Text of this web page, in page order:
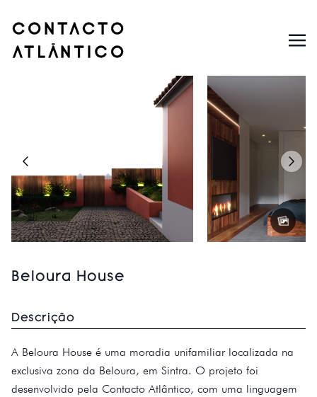
Beloura House
Descrição
A Beloura House é uma moradia unifamiliar localizada na
exclusiva zona da Beloura, em Sintra. O projeto foi
desenvolvido pela Contacto Atlântico, com uma linguagem